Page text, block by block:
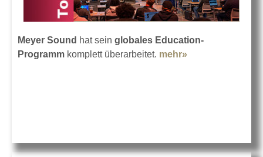
Meyer Sound hat sein globales Education-
Programm komplett überarbeitet. mehr»